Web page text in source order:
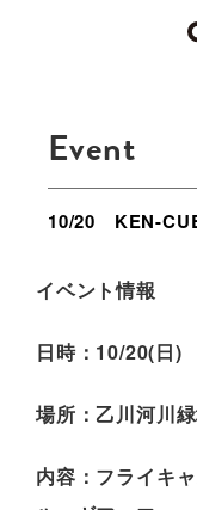
Event
10/20 KEN-
イベント情報
日時：10/20(日
場所：乙川河川
内容：フライキ